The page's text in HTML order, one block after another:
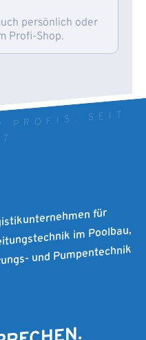
persönlich oder
Profi-Shop.
PROFIS. SEIT
für
im Poolbau,
und Pumpentechnik